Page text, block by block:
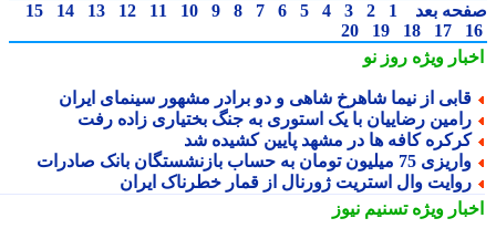
بعد 1
2
3
4
5
6
7
8
9
10
11
12
13
14
15
17
18
19
20
ویژهروز نو
از نیما شاهرخ شاهی و دو برادر مشهور سینمای ایران
رضاییان با یک استوری به جنگ بختیاری زاده رفت
کافه ها در مشهد پایین کشیده شد
75 میلیون تومان به حساب بازنشستگان بانک صادرات
وال استریت ژورنال از قمار خطرناک ایران
ویژهتسنیم نیوز